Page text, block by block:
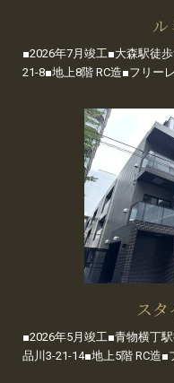
ル
■2026年7月竣工■大森駅徒
21-8■地上8階 RC造■フリー
ス
■2026年5月竣工■青物横丁
品川3-21-14■地上5階 RC造■